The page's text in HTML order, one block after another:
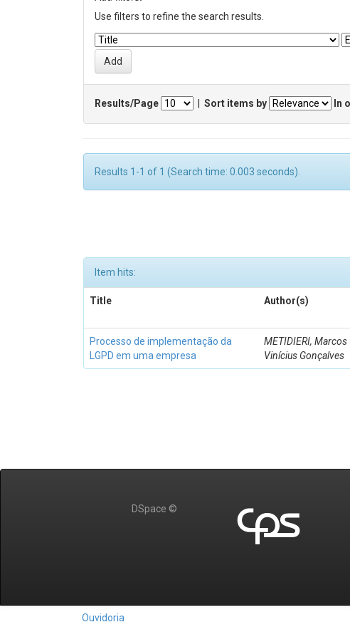
Use filters to refine the search results.
Results/Page Sort items by In
Results 1-1 of 1 (Search time: 0.003 seconds).
Item hits:
Title Author(s)
Processo de implementação da
LGPD em uma empresa
METIDIERI, Marcos
Vinícius Gonçalves
DSpace ©
Ouvidoria